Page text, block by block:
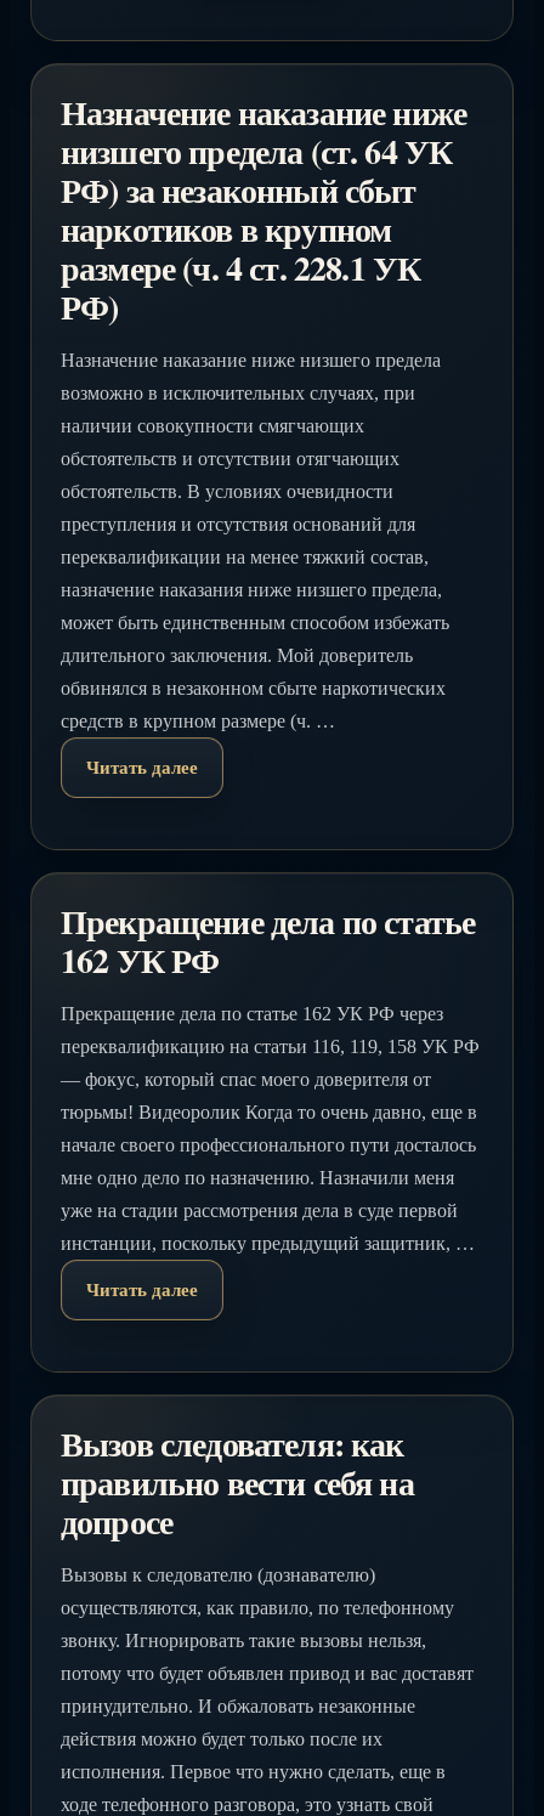
Назначение наказание ниже
низшего предела (ст. 64 УК
РФ) за незаконный сбыт
наркотиков в крупном
размере (ч. 4 ст. 228.1 УК
РФ)
Назначение наказание ниже низшего предела
возможно в исключительных случаях, при
наличии совокупности смягчающих
обстоятельств и отсутствии отягчающих
обстоятельств. В условиях очевидности
преступления и отсутствия оснований для
переквалификации на менее тяжкий состав,
назначение наказания ниже низшего предела,
может быть единственным способом избежать
длительного заключения. Мой доверитель
обвинялся в незаконном сбыте наркотических
средств в крупном размере (ч. …
Читать далее
Прекращение дела по статье
162 УК РФ
Прекращение дела по статье 162 УК РФ через
переквалификацию на статьи 116, 119, 158 УК РФ
— фокус, который спас моего доверителя от
тюрьмы! Видеоролик Когда то очень давно, еще в
начале своего профессионального пути досталось
мне одно дело по назначению. Назначили меня
уже на стадии рассмотрения дела в суде первой
инстанции, поскольку предыдущий защитник, …
Читать далее
Вызов следователя: как
правильно вести себя на
допросе
Вызовы к следователю (дознавателю)
осуществляются, как правило, по телефонному
звонку. Игнорировать такие вызовы нельзя,
потому что будет объявлен привод и вас доставят
принудительно. И обжаловать незаконные
действия можно будет только после их
исполнения. Первое что нужно сделать, еще в
ходе телефонного разговора, это узнать свой